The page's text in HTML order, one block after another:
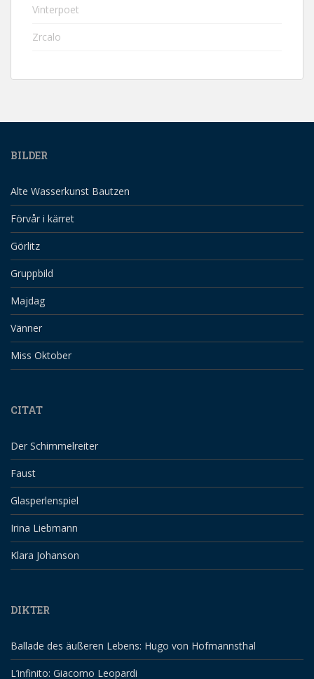
Vinterpoet
Zrcalo
BILDER
Alte Wasserkunst Bautzen
Förvår i kärret
Görlitz
Gruppbild
Majdag
Vänner
Miss Oktober
CITAT
Der Schimmelreiter
Faust
Glasperlenspiel
Irina Liebmann
Klara Johanson
DIKTER
Ballade des äußeren Lebens: Hugo von Hofmannsthal
L’infinito: Giacomo Leopardi